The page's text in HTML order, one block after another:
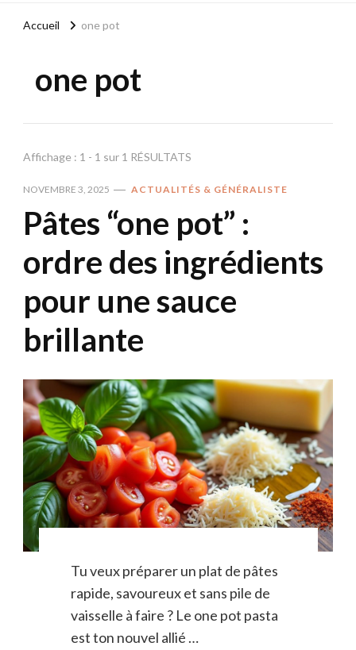
Accueil one pot
one pot
Affichage : 1 - 1 sur 1 RÉSULTATS
NOVEMBRE 3, 2025 ACTUALITÉS & GÉNÉRALISTE
Pâtes “one pot” :
ordre des ingrédients
pour une sauce
brillante
Tu veux préparer un plat de pâtes
rapide, savoureux et sans pile de
vaisselle à faire ? Le one pot pasta
est ton nouvel allié …